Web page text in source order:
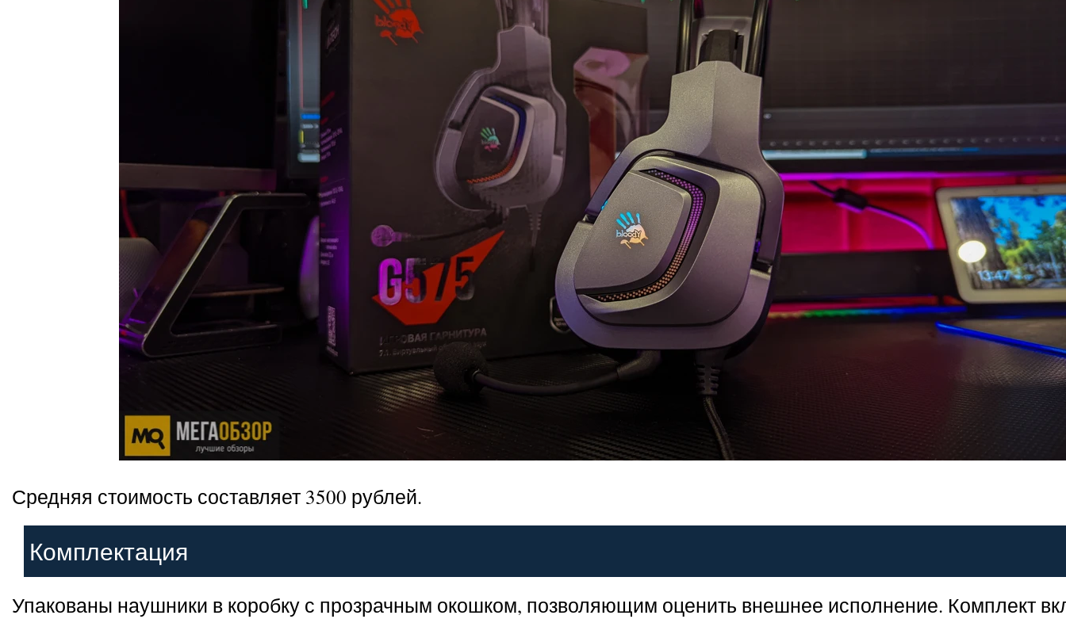
Средняя стоимость составляет 3500 рублей.
Комплектация
Упакованы наушники в коробку с прозрачным окошком, позволяющим оценить внешнее исполнение. Комплект